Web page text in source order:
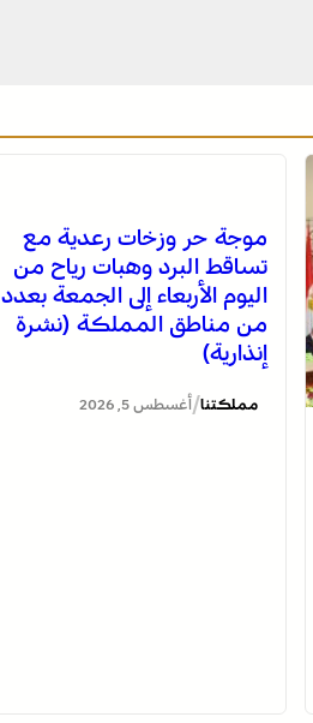
موجة حر وزخات رعدية مع
تساقط البرد وهبات رياح من
اليوم الأربعاء إلى الجمعة بعدد
من مناطق المملكة (نشرة
إنذارية)
مملكتنا/أغسطس 5, 2026